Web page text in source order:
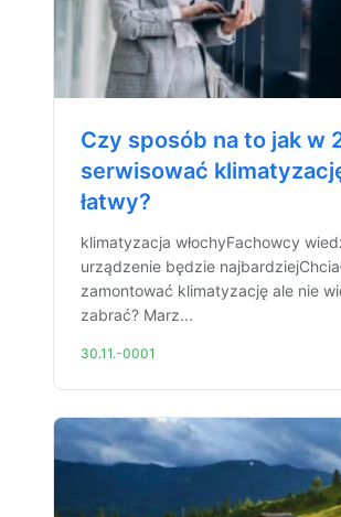
Czy sposób na to jak w
serwisować
łatwy?
klimatyzacja włochyFachowcy
urządzenie będzie
zamontować klimatyzację ale nie
zabrać? Marz...
30.11.-0001